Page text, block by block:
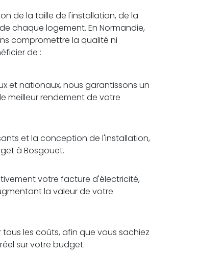
de la taille de l'installation, de la
chaque logement. En Normandie,
compromettre la qualité ni
de :
et nationaux, nous garantissons un
meilleur rendement de votre
et la conception de l'installation,
à Bosgouet.
votre facture d'électricité,
la valeur de votre
les coûts, afin que vous sachiez
sur votre budget.